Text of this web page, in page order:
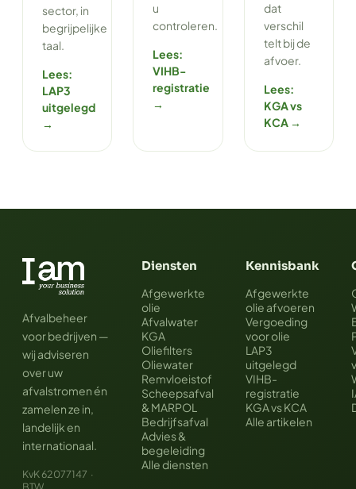
sector, in
begrijpelijke
taal.
Lees:
LAP3
uitgelegd
→
u
controleren.
Lees:
VIHB-
registratie
→
dat
verschil
telt bij de
afvoer.
Lees:
KGA vs
KCA →
Afvalbeheer
voor bedrijven —
wij adviseren
over uw
afvalstromen én
zamelen ze in,
landelijk en
internationaal.
KvK 62077147 ·
Diensten
Afgewerkte
olie
Afvalwater
KGA
Oliefilters
Oliewater
Remvloeistof
Scheepsafval
& MARPOL
Bedrijfsafval
Advies &
begeleiding
Alle diensten
Kennisbank
Afgewerkte
olie afvoeren
Vergoeding
voor olie
LAP3
uitgelegd
VIHB-
registratie
KGA vs KCA
Alle artikelen